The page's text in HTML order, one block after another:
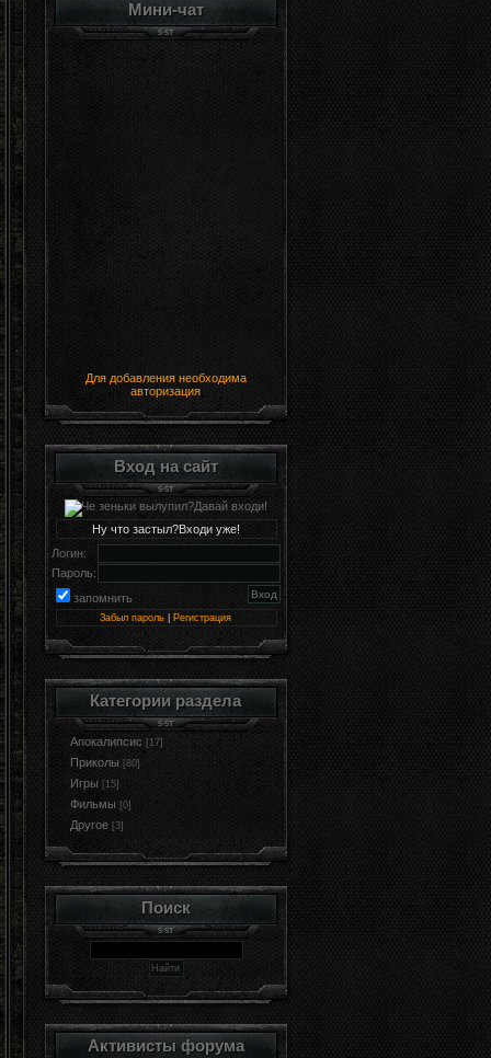
Мини-чат
Для добавления необходима
авторизация
Вход на сайт
Ну что застыл?Входи уже!
Логин:
Пароль:
запомнить
Забыл пароль Регистрация
Категории раздела
Апокалипсис [17]
Приколы [80]
Игры [15]
Фильмы [0]
Другое [3]
Поиск
Активисты форума